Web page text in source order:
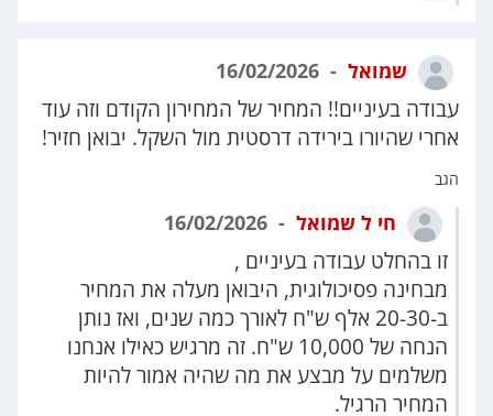
שמואל
עבודה בעיניים!! המחיר של המחירון הקודם וזה עוד
אחרי שהיורו בירידה דרסטית מול השקל. יבואן חזיר!
הגב
חי ל שמואל
זו בהחלט עבודה בעיניים ,
מבחינה פסיכולוגית, היבואן מעלה את המחיר
ב-20-30 אלף ש"ח לאורך כמה שנים, ואז נותן
הנחה של 10,000 ש"ח. זה מרגיש כאילו אנחנו
משלמים על מבצע את מה שהיה אמור להיות
המחיר הרגיל.